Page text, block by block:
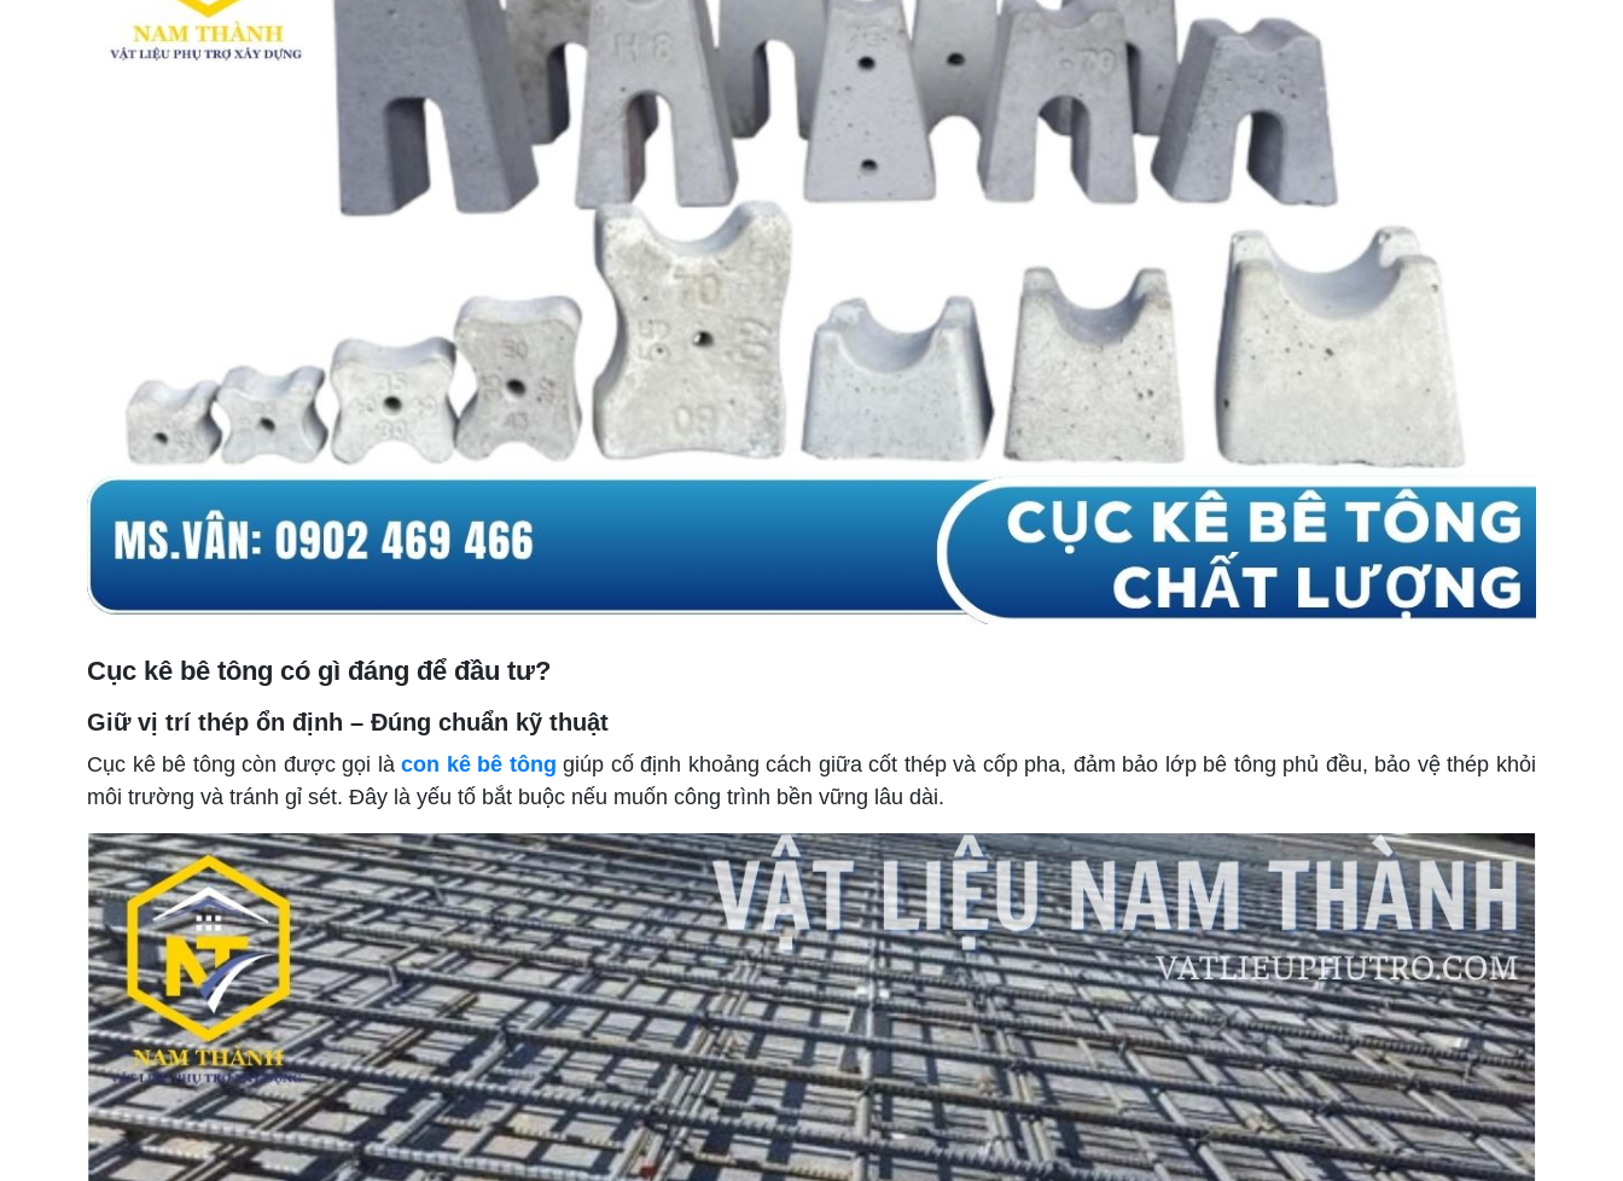
Cục kê bê tông có gì đáng để đầu tư?
Giữ vị trí thép ổn định – Đúng chuẩn kỹ thuật
Cục kê bê tông còn được gọi làcon kê bê tông giúp cố định khoảng cách giữa cốt thép và cốp pha, đảm bảo lớp bê tông phủ đều, bảo vệ thép khỏi
môi trường và tránh gỉ sét. Đây là yếu tố bắt buộc nếu muốn công trình bền vững lâu dài.